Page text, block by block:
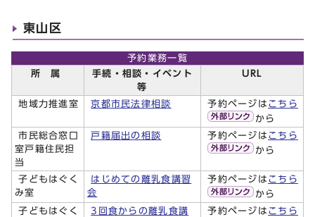
東山区
予約業務一覧
所 属
手続・相談・イベント
等
URL
地域力推進室 京都市民法律相談 予約ページは こちら
から
市民総合窓口
室戸籍住民担
当
戸籍届出の相談 予約ページは こちら
から
子どもはぐく
み室
はじめての離乳食講習
会
予約ページは こちら
から
子どもはぐく
3回食からの離乳食講
予約ページは こちら